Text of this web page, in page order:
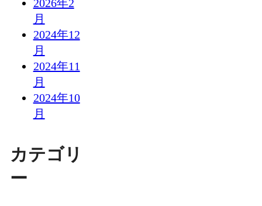
2026年2
月
2024年12
月
2024年11
月
2024年10
月
カテゴリ
ー